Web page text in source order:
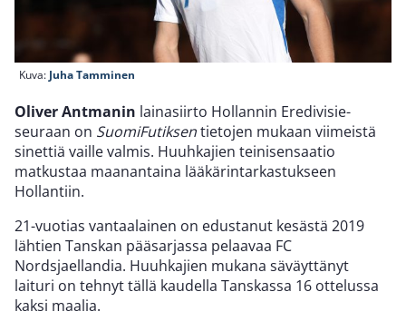
Kuva: Juha Tamminen
Oliver Antmanin lainasiirto Hollannin Eredivisie-
seuraan on SuomiFutiksentietojen mukaan viimeistä
sinettiä vaille valmis. Huuhkajien teinisensaatio
matkustaa maanantaina lääkärintarkastukseen
Hollantiin.
21-vuotias vantaalainen on edustanut kesästä 2019
lähtien Tanskan pääsarjassa pelaavaa FC
Nordsjaellandia. Huuhkajien mukana säväyttänyt
laituri on tehnyt tällä kaudella Tanskassa 16 ottelussa
kaksi maalia.